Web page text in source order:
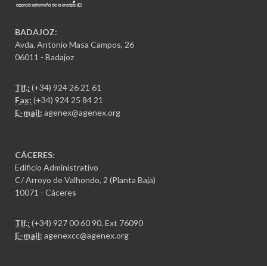
BADAJOZ:
Avda. Antonio Masa Campos, 26
06011 - Badajoz
Tlf.: (+34) 924 26 21 61
Fax: (+34) 924 25 84 21
E-mail: agenex@agenex.org
CÁCERES:
Edificio Administrativo
C/ Arroyo de Valhondo, 2 (Planta Baja)
10071 - Cáceres
Tlf.: (+34) 927 00 60 90. Ext 76090
E-mail: agenexcc@agenex.org